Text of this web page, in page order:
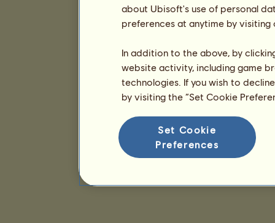
about Ubisoft's use of personal
preferences at anytime by
In addition to the above, by
website activity, including game
technologies. If you wish to
by visiting the “Set Cookie
Set Cookie
Preferences